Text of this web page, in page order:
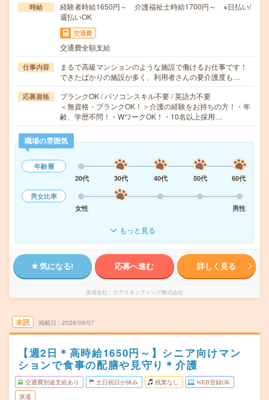
時給
経験者時給1650円～ 介護福祉士時給1700円～ ※日払い/
週払いOK
交通費
交通費全額支給
仕事内容
まるで高級マンションのような施設で働けるお仕事です！
できたばかりの施設が多く、利用者さんの要介護度も…
応募資格
ブランクOK / パソコンスキル不要 / 英語力不要
＜無資格・ブランクOK！＞介護の経験をお持ちの方！・年
齢、学歴不問！・WワークOK！・10名以上採用…
職場の雰囲気
年齢層
20代
30代 40代 50代
60代
男女比率
女性
男性
もっと見る
気になる! 応募へ進む 詳しく見る
派遣会社 ケアスタッフィング株式会社
未読 掲載日 2026/08/07
【週2日＊高時給1650円～】シニア向けマン
ションで食事の配膳や見守り＊介護
交通費別途支給あり 土日祝日が休み 残業なし WEB登録OK
派遣